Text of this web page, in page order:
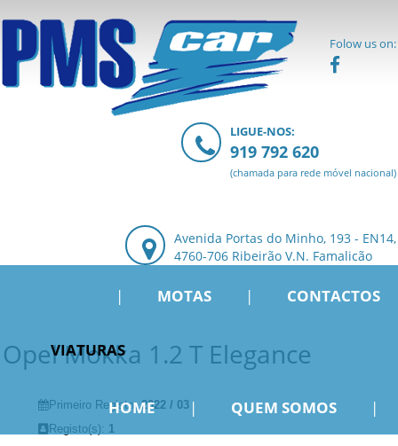
Folow us on:
LIGUE-NOS:
919 792 620
(chamada para rede móvel nacional)
Avenida Portas do Minho, 193 - EN14,
4760-706 Ribeirão V.N. Famalicão
CONTACTOS
|
MOTAS
|
VIATURAS
|
QUEM SOMOS
|
HOME
Opel Mokka 1.2 T Elegance
Primeiro Registo:2022 / 03
Registo(s): 1